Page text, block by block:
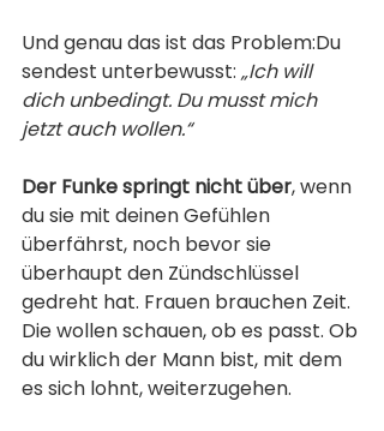
Und genau das ist das Problem:Du
sendest unterbewusst: „Ich will
dich unbedingt. Du musst mich
jetzt auch wollen.“
Der Funke springt nicht über, wenn
du sie mit deinen Gefühlen
überfährst, noch bevor sie
überhaupt den Zündschlüssel
gedreht hat. Frauen brauchen Zeit.
Die wollen schauen, ob es passt. Ob
du wirklich der Mann bist, mit dem
es sich lohnt, weiterzugehen.